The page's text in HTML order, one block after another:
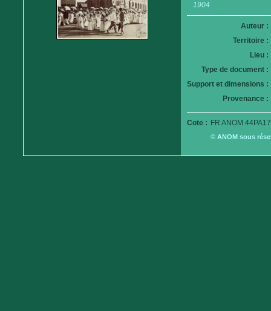
1904
Auteur :
Territoire :
Lieu :
Type de document :
Support et dimensions :
Provenance :
Cote : FR ANOM
© ANOM sous